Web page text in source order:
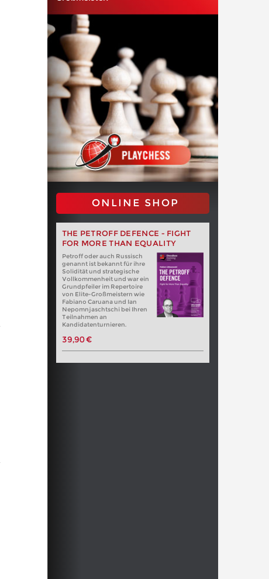
ONLINE SHOP
THE PETROFF DEFENCE - FIGHT
FOR MORE THAN EQUALITY
Petroff oder auch Russisch
genannt ist bekannt für ihre
Solidität und strategische
Vollkommenheit und war ein
Grundpfeiler im Repertoire
von Elite-Großmeistern wie
Fabiano Caruana und Ian
Nepomnjaschtschi bei Ihren
Teilnahmen an
Kandidatenturnieren.
39,90 €